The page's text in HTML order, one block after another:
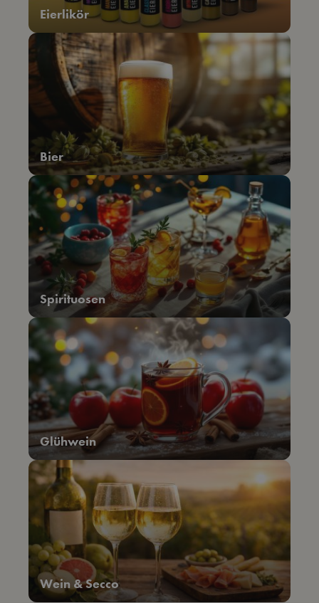
Eierlikör
Bier
Spirituosen
Glühwein
Wein & Secco